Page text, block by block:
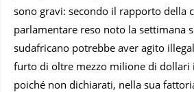
sono gravi: secondo il rapporto della
parlamentare reso noto la settimana
sudafricano potrebbe aver agito
furto di oltre mezzo milione di dollari
poiché non dichiarati, nella sua